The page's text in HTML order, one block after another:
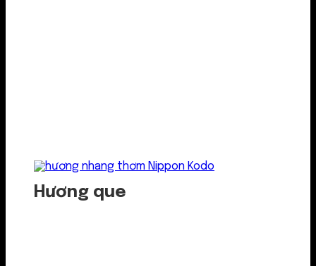
Hương que